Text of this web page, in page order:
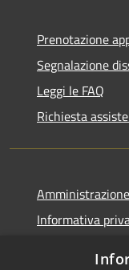
Prenotazione
Segnalazione
Leggi le FAQ
Richiesta
Informativa